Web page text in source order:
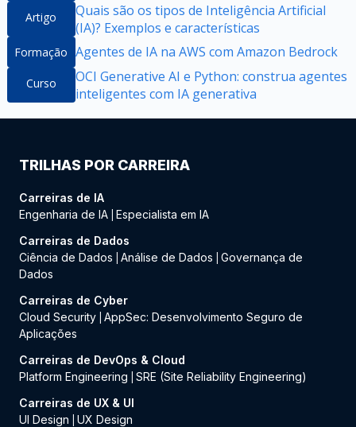
Artigo
Quais são os tipos de Inteligência Artificial
(IA)? Exemplos e características
Formação Agentes de IA na AWS com Amazon Bedrock
Curso
OCI Generative AI e Python: construa agentes
inteligentes com IA generativa
TRILHAS POR CARREIRA
Carreiras de IA
Engenharia de IA Especialista em IA
Carreiras de Dados
Ciência de Dados
Análise de Dados
Governança de
Dados
Carreiras de Cyber
Cloud Security AppSec: Desenvolvimento Seguro de
Aplicações
Carreiras de DevOps & Cloud
Platform Engineering
SRE (Site Reliability Engineering)
Carreiras de UX & UI
UI Design
UX Design